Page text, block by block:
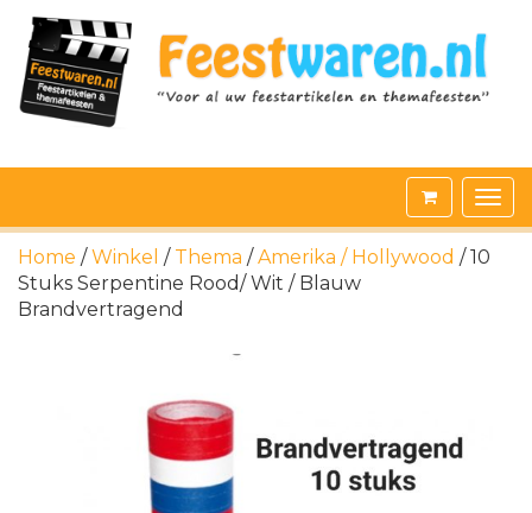
Home /Winkel / Thema /Amerika / Hollywood / 10
Stuks Serpentine Rood/ Wit / Blauw
Brandvertragend